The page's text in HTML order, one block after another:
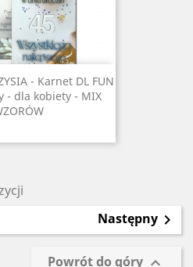
- Karnet DL FUN
- dla kobiety - MIX
Następny 
Powrót do góry 